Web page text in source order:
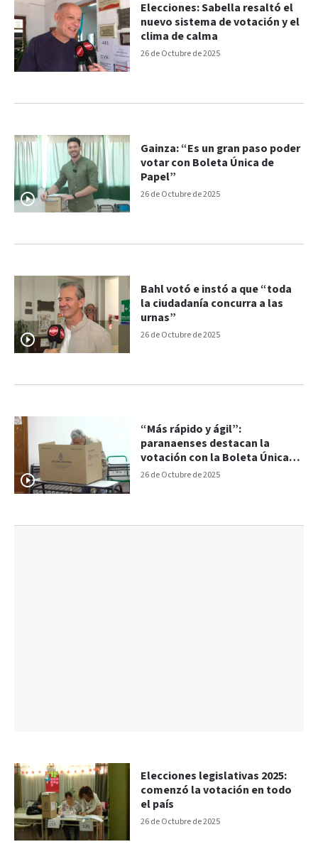
26 de Octubre de 2025
Elecciones: Sabella resaltó el
nuevo sistema de votación y el
clima de calma
26 de Octubre de 2025
Gainza: “Es un gran paso poder
votar con Boleta Única de
Papel”
26 de Octubre de 2025
Bahl votó e instó a que “toda
la ciudadanía concurra a las
urnas”
26 de Octubre de 2025
“Más rápido y ágil”:
paranaenses destacan la
votación con la Boleta Única
de Papel
26 de Octubre de 2025
Elecciones legislativas 2025:
comenzó la votación en todo
el país